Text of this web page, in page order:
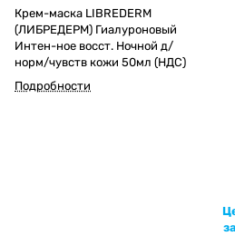
Крем-маска LIBREDERM
(ЛИБРЕДЕРМ) Гиалуроновый
Интен-ное восст. Ночной д/
норм/чувств кожи 50мл (НДС)
Подробности